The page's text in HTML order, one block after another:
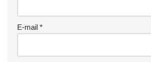
E-mail *